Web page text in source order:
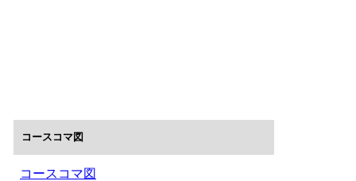
コースコマ図
コースコマ図